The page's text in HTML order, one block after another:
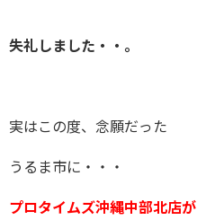
失礼しました・・。
実はこの度、念願だった
うるま市に・・・
プロタイムズ沖縄中部北店が